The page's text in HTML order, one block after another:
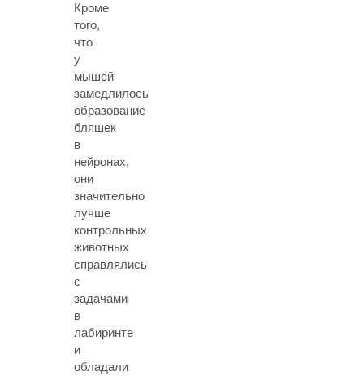
Кроме
того,
что
у
мышей
замедлилось
образование
бляшек
в
нейронах,
они
значительно
лучше
контрольных
животных
справлялись
с
задачами
в
лабиринте
и
обладали